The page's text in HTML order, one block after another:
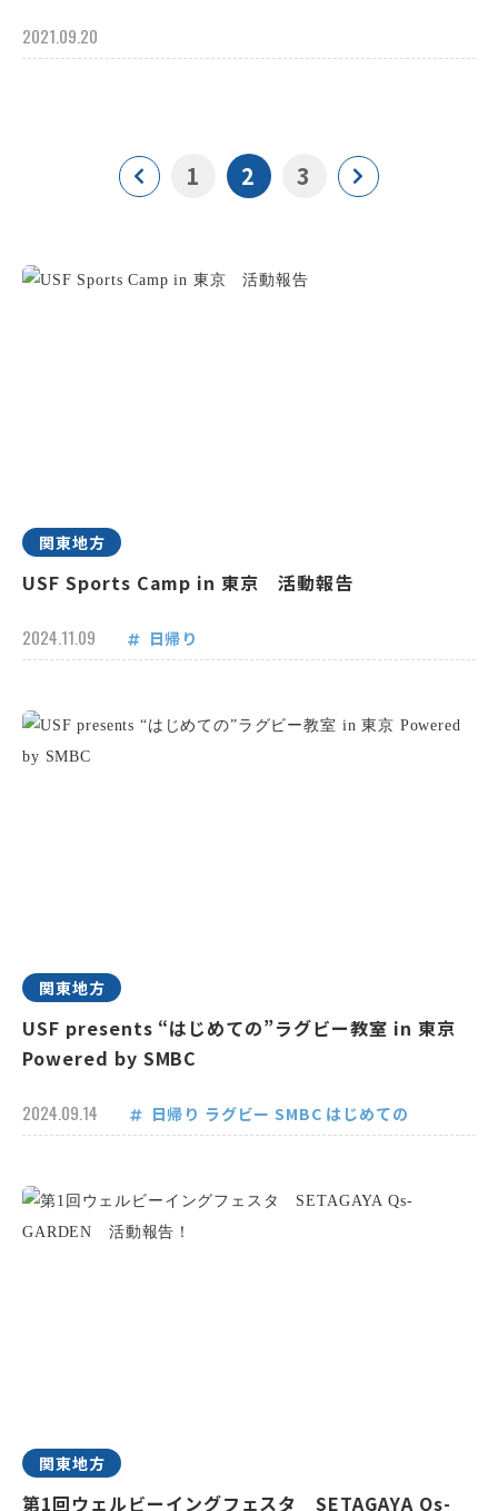
2021.09.20
1 2 3
関東地方
USF Sports Camp in 東京 活動報告
2024.11.09 日帰り
関東地方
USF presents “はじめての”ラグビー教室 in 東京
Powered by SMBC
2024.09.14 日帰り ラグビー SMBC はじめての
関東地方
第1回ウェルビーイングフェスタ SETAGAYA Qs-